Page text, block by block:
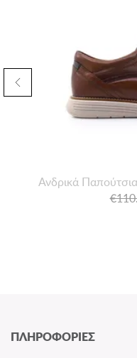
Ανδρικά
ΠΛΗΡΟΦΟΡΙΕΣ